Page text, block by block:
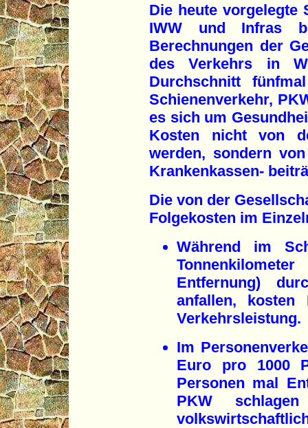
Die heute vorgelegte
IWW und Infras
Berechnungen der
des Verkehrs in
Durchschnitt
Schienenverkehr,
es sich um
Kosten nicht von
werden, sondern
Krankenkassen-
Die von der
Folgekosten im
Während im
Entfernung)
anfallen,
Verkehrsleistung.
Im
Euro pro 1000
Personen mal
PKW